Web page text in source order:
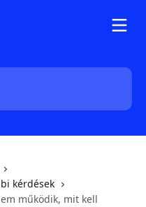
kérdések
működik, mit kell